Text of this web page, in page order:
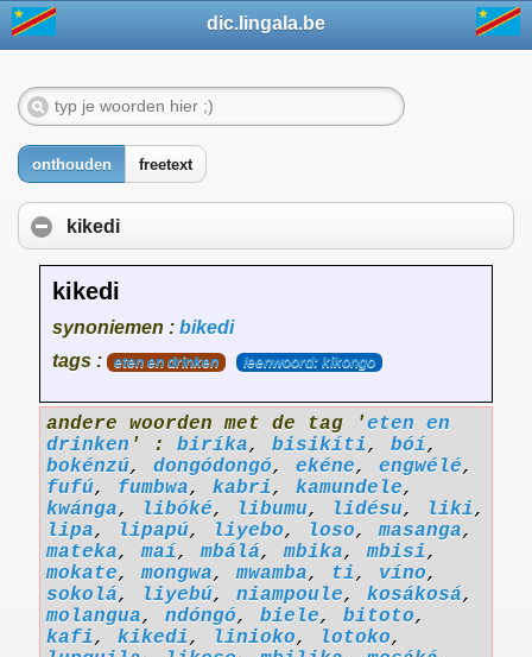
dic.lingala.be
onthouden freetext
kikedi
kikedi
synoniemen : bikedi
tags :
eten en drinken leenwoord: kikongo
andere woorden met de tag 'eten en
drinken ' : biríka, bisikíti, bóí,
bokénzú, dongódongó, ekéne, engwélé,
fufú, fumbwa, kabri, kamundele,
kwánga, libóké, libumu, lidésu, liki,
lipa, lipapú, liyebo, loso,masanga,
mateka,maí,mbálá,mbika,mbisi,
mokate,mongwa,mwamba, ti, víno,
sokolá, liyebú, niampoule, kosákosá,
molangua, ndóngó, biele, bitoto,
kafi, kikedi, linioko, lotoko,